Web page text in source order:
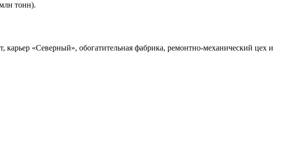
тонн).
«Северный», обогатительная фабрика, ремонтно-механический цех и